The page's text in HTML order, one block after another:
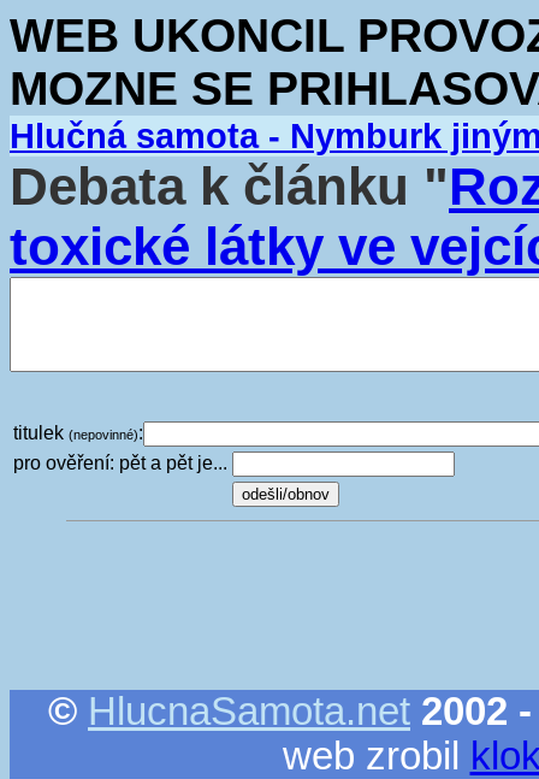
WEB UKONCIL
MOZNE SE
Hlučná samota - Nymburk
Debata k článku "
toxické látky ve
titulek (nepovinné):
pro ověření: pět a pět je...
© HlucnaSamota.net 2002
web zrobil